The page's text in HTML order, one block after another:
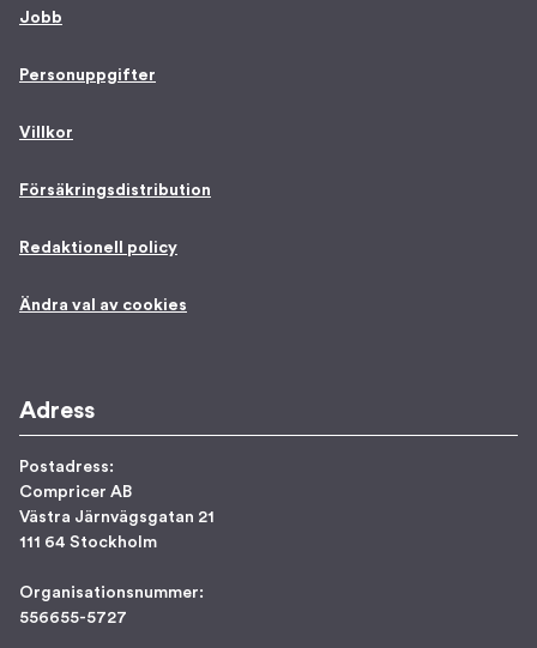
Jobb
Personuppgifter
Villkor
Försäkringsdistribution
Redaktionell policy
Ändra val av cookies
Adress
Postadress:
Compricer AB
Västra Järnvägsgatan 21
111 64 Stockholm
Organisationsnummer:
556655-5727